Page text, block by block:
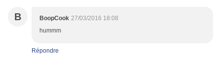
B BoopCook 27/03/2016 18:08
hummm
Répondre